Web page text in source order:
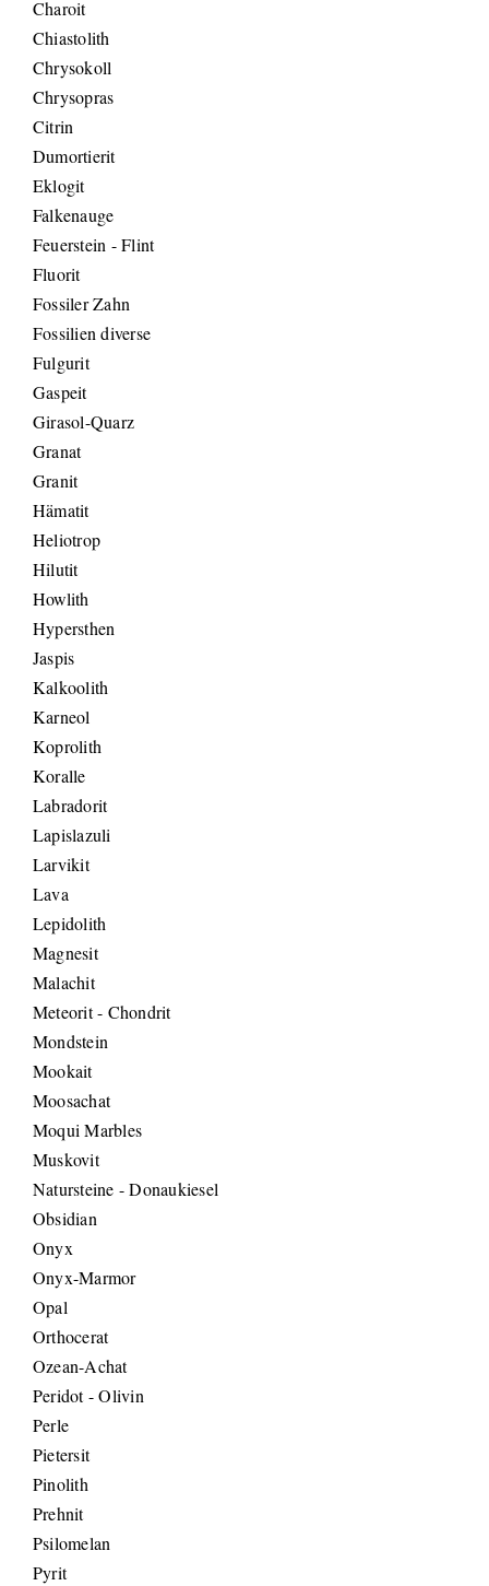
Charoit
Chiastolith
Chrysokoll
Chrysopras
Citrin
Dumortierit
Eklogit
Falkenauge
Feuerstein - Flint
Fluorit
Fossiler Zahn
Fossilien diverse
Fulgurit
Gaspeit
Girasol-Quarz
Granat
Granit
Hämatit
Heliotrop
Hilutit
Howlith
Hypersthen
Jaspis
Kalkoolith
Karneol
Koprolith
Koralle
Labradorit
Lapislazuli
Larvikit
Lava
Lepidolith
Magnesit
Malachit
Meteorit - Chondrit
Mondstein
Mookait
Moosachat
Moqui Marbles
Muskovit
Natursteine - Donaukiesel
Obsidian
Onyx
Onyx-Marmor
Opal
Orthocerat
Ozean-Achat
Peridot - Olivin
Perle
Pietersit
Pinolith
Prehnit
Psilomelan
Pyrit